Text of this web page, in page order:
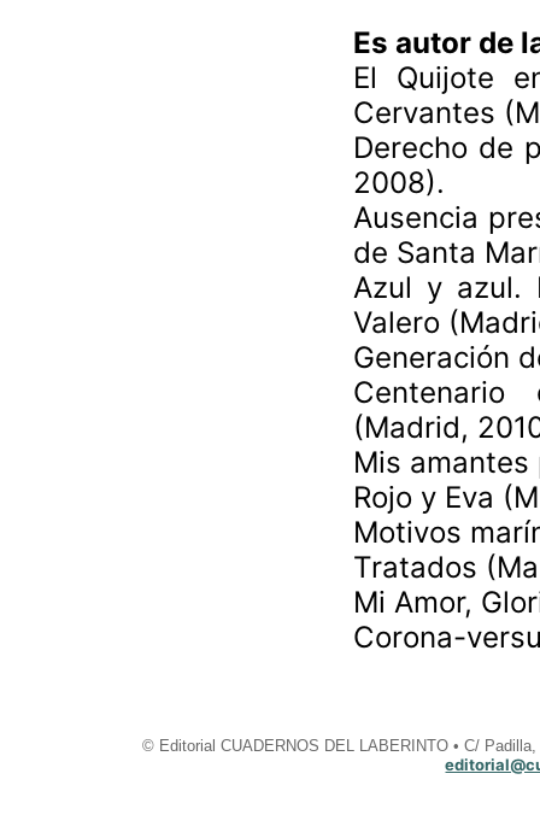
Es autor de
El Quijote
Cervantes
Derecho de
2008).
Ausencia
de Santa
Azul y azul.
Valero
Generación
(Madrid,
Mis
Rojo y Eva
Motivos
Tratados
Mi Amor,
Corona-
© Editorial CUADERNOS DEL LABERINTO • C/